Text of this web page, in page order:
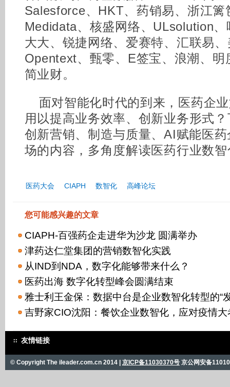
Salesforce、HKT、药销易、浙江篱
Medidata、核盛网络、ULsolution
大大、锐捷网络、爱赛特、汇联易
Opentext、甄零、E签宝、浪潮、明
简业财。
面对智能化时代的到来，医药企
用以提高业务效率、创新业务形式
创新营销、制造与质量、AI赋能医
场的内容，多角度解读医药行业数
医药大会 CIAPH 数智化 高峰论坛
您可能感兴趣的文章
CIAPH-百强药企走进华为沙龙 圆满举办
津药达仁堂集团的营销数智化实践
从IND到NDA，数字化能够带来什么？
医药出海 数字化转型峰会圆满结束
雅士利王金保：数据中台是企业数智化转型的“
吉野家CIO沈阳：餐饮企业数智化，应对疫情大
友情链接
© Copyright The ileader.com.cn 2014 | 京ICP备11030370号 京公网安备